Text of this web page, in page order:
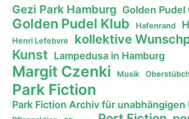
Gezi Park Hamburg Golden Pudel
Golden Pudel Klub Hafenrand
Henri Lefebvre kollektive
Kunst Lampedusa in Hamburg
Margit Czenki Musik
Park Fiction
Park Fiction Archiv für unabhängigen